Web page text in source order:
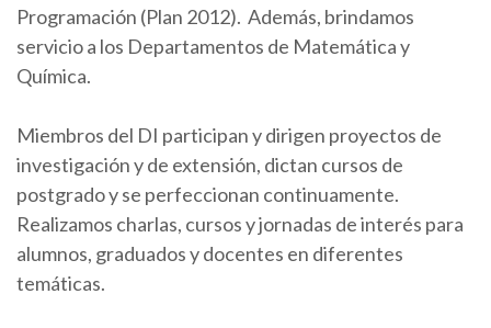
Programación (Plan 2012). Además, brindamos
servicio a los Departamentos de Matemática y
Química.
Miembros del DI participan y dirigen proyectos de
investigación y de extensión, dictan cursos de
postgrado y se perfeccionan continuamente.
Realizamos charlas, cursos y jornadas de interés para
alumnos, graduados y docentes en diferentes
temáticas.